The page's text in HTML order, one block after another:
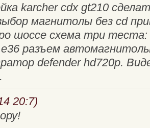
karcher cdx gt210
магнитолы без cd
шоссе схема три теста:
разъем
defender hd720p.
20:7)